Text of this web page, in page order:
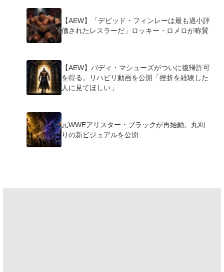
【AEW】「デビッド・フィンレーは最も過小評
価されたレスラーだ」ロッキー・ロメロが称賛
【AEW】バディ・マシューズがついに復帰許可
を得る。リハビリ動画を公開「挫折を経験した
人に見てほしい」
元WWEアリスター・ブラックが再始動。丸刈
りの新ビジュアルを公開